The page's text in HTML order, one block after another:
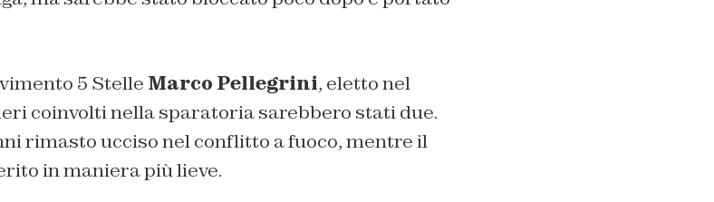
5 Stelle Marco Pellegrini, eletto nel
coinvolti nella sparatoria sarebbero stati due.
rimasto ucciso nel conflitto a fuoco, mentre il
in maniera più lieve.